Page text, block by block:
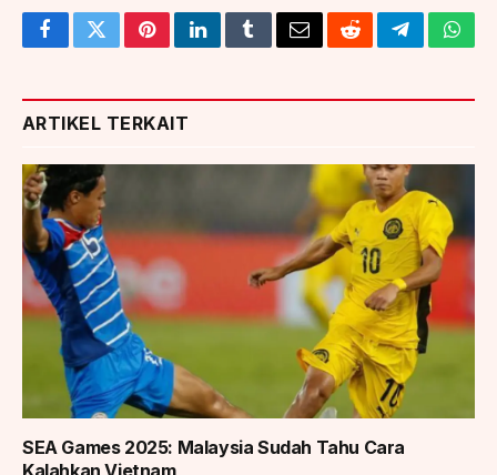
FacebookTwitterPinterestLinkedInTumblrEmailRedditTelegram
ARTIKEL TERKAIT
SEA Games 2025: Malaysia Sudah Tahu Cara